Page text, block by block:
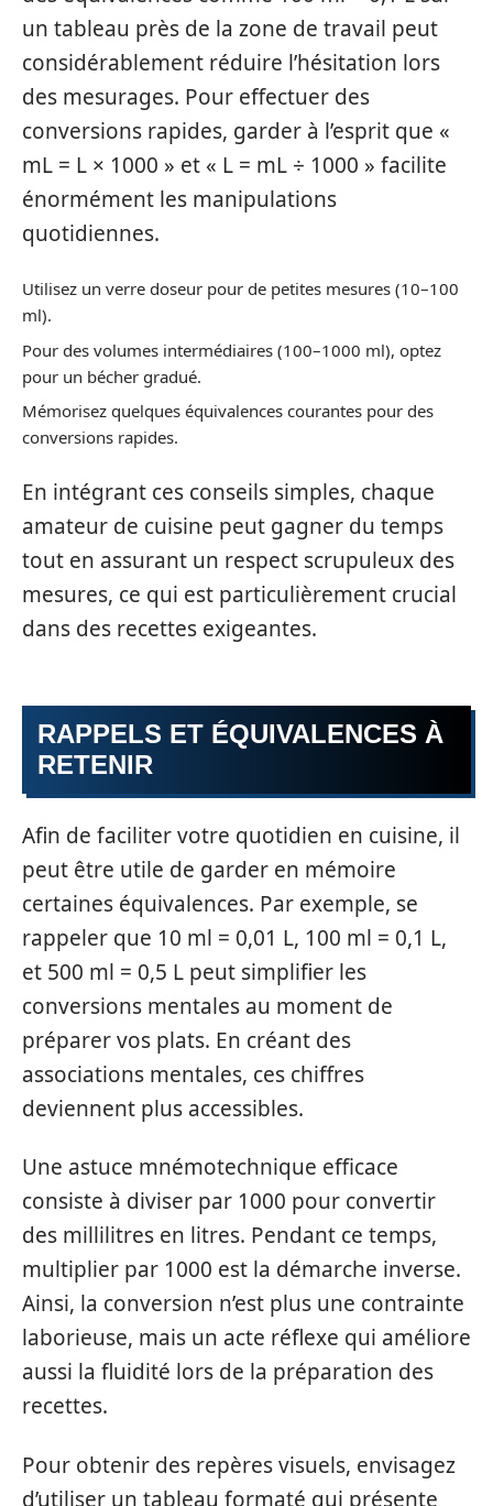
un tableau près de la zone de travail peut
considérablement réduire l’hésitation lors
des mesurages. Pour effectuer des
conversions rapides, garder à l’esprit que «
mL = L × 1000 » et « L = mL ÷ 1000 » facilite
énormément les manipulations
quotidiennes.
Utilisez un verre doseur pour de petites mesures (10–100
ml).
Pour des volumes intermédiaires (100–1000 ml), optez
pour un bécher gradué.
Mémorisez quelques équivalences courantes pour des
conversions rapides.
En intégrant ces conseils simples, chaque
amateur de cuisine peut gagner du temps
tout en assurant un respect scrupuleux des
mesures, ce qui est particulièrement crucial
dans des recettes exigeantes.
RAPPELS ET ÉQUIVALENCES À
RETENIR
Afin de faciliter votre quotidien en cuisine, il
peut être utile de garder en mémoire
certaines équivalences. Par exemple, se
rappeler que 10 ml = 0,01 L, 100 ml = 0,1 L,
et 500 ml = 0,5 L peut simplifier les
conversions mentales au moment de
préparer vos plats. En créant des
associations mentales, ces chiffres
deviennent plus accessibles.
Une astuce mnémotechnique efficace
consiste à diviser par 1000 pour convertir
des millilitres en litres. Pendant ce temps,
multiplier par 1000 est la démarche inverse.
Ainsi, la conversion n’est plus une contrainte
laborieuse, mais un acte réflexe qui améliore
aussi la fluidité lors de la préparation des
recettes.
Pour obtenir des repères visuels, envisagez
d’utiliser un tableau formaté qui présente